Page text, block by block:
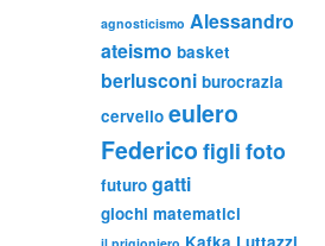
agnosticismo Alessandro
ateismo basket
berlusconi burocrazia
cervello eulero
Federico figli foto
futuro gatti
giochi matematici
Kafka Luttazzi